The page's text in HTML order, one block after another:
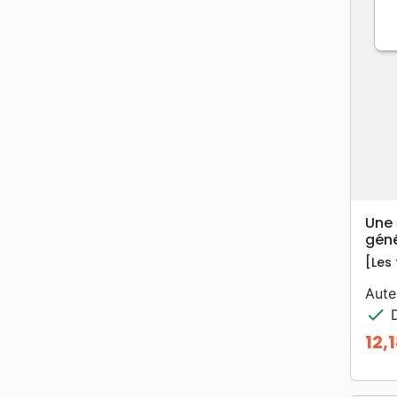
[Les
check
Prix